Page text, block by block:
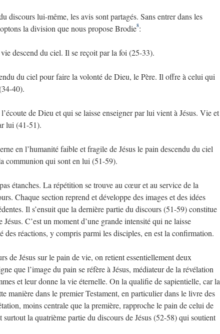
discours lui-même, les avis sont partagés. Sans entrer dans les
la division que nous propose Brodie8:
descend du ciel. Il se reçoit par la foi (25-33).
du ciel pour faire la volonté de Dieu, le Père. Il offre à celui qui
40).
de Dieu et qui se laisse enseigner par lui vient à Jésus. Vie et
lui (41-51).
en l’humanité faible et fragile de Jésus le pain descendu du ciel
communion qui sont en lui (51-59).
étanches. La répétition se trouve au cœur et au service de la
Chaque section reprend et développe des images et des idées
Il s’ensuit que la dernière partie du discours (51-59) constitue
C’est un moment d’une grande intensité qui ne laisse
des réactions, y compris parmi les disciples, en est la confirmation.
de Jésus sur le pain de vie, on retient essentiellement deux
que l’image du pain se réfère à Jésus, médiateur de la révélation
et leur donne la vie éternelle. On la qualifie de sapientielle, car la
manière dans le premier Testament, en particulier dans le livre des
moins centrale que la première, rapproche le pain de celui de
surtout la quatrième partie du discours de Jésus (52-58) qui soutient